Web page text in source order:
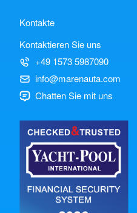
Kontakte
Kontaktieren Sie uns
+49 1573 5987090
info@marenauta.com
Chatten Sie mit uns